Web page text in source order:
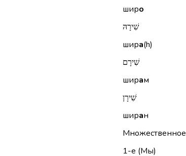
широ
שִׁירָהּ
шира(h)
שִׁירָם
ширам
שִׁירָן
ширан
Множественное
1-е (Мы)